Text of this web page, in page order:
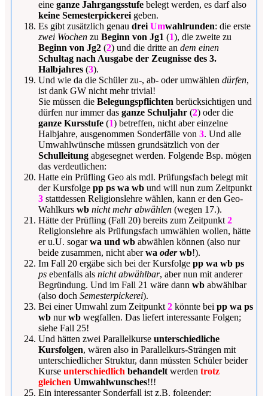
eine ganze Jahrgangsstufe belegt werden, es darf also
keine Semesterpickerei geben.
Es gibt zusätzlich genau drei Umwahlrunden: die erste
zwei Wochen zu Beginn von Jg1 (1), die zweite zu
Beginn von Jg2 (2) und die dritte an dem einen
Schultag nach Ausgabe der Zeugnisse des 3.
Halbjahres (3).
Und wie da die Schüler zu-, ab- oder umwählen dürfen,
ist dank GW nicht mehr trivial!
Sie müssen die Belegungspflichten berücksichtigen und
dürfen nur immer das ganze Schuljahr (2) oder die
ganze Kursstufe (1) betreffen, nicht aber einzelne
Halbjahre, ausgenommen Sonderfälle von 3. Und alle
Umwahlwünsche müssen grundsätzlich von der
Schulleitung abgesegnet werden. Folgende Bsp. mögen
das verdeutlichen:
Hatte ein Prüfling Geo als mdl. Prüfungsfach belegt mit
der Kursfolge pp ps wa wb und will nun zum Zeitpunkt
3 stattdessen Religionslehre wählen, kann er den Geo-
Wahlkurs wb nicht mehr abwählen (wegen 17.).
Hätte der Prüfling (Fall 20) bereits zum Zeitpunkt 2
Religionslehre als Prüfungsfach umwählen wollen, hätte
er u.U. sogarwa und wb abwählen können (also nur
beide zusammen, nicht aberwa oderwb!).
Im Fall 20 ergäbe sich bei der Kursfolge pp wa wb ps
ps ebenfalls als nicht abwählbar, aber nun mit anderer
Begründung. Und im Fall 21 wäre dann wb abwählbar
(also doch Semesterpickerei).
Bei einer Umwahl zum Zeitpunkt 2 könnte bei pp wa ps
wb nurwb wegfallen. Das liefert interessante Folgen;
siehe Fall 25!
Und hätten zwei Parallelkurse unterschiedliche
Kursfolgen, wären also in Parallelkurs-Strängen mit
unterschiedlicher Struktur, dann müssten Schüler beider
Kurse unterschiedlich behandelt werden trotz
gleichen Umwahlwunsches!!!
Ein interessanter Sonderfall ist z.B. folgender: